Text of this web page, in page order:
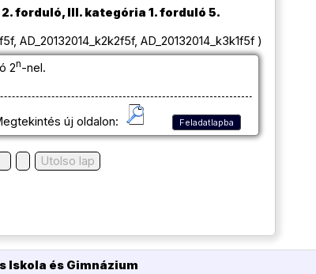
forduló, III. kategória 1. forduló 5.
AD_20132014_k3k1f5f )
2n-nel.
új oldalon: Feladatlapba
Utolso lap
Iskola és Gimnázium